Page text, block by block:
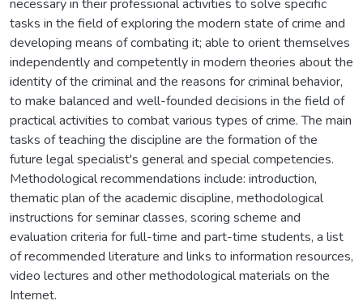
necessary in their professional activities to solve specific
tasks in the field of exploring the modern state of crime and
developing means of combating it; able to orient themselves
independently and competently in modern theories about the
identity of the criminal and the reasons for criminal behavior,
to make balanced and well-founded decisions in the field of
practical activities to combat various types of crime. The main
tasks of teaching the discipline are the formation of the
future legal specialist's general and special competencies.
Methodological recommendations include: introduction,
thematic plan of the academic discipline, methodological
instructions for seminar classes, scoring scheme and
evaluation criteria for full-time and part-time students, a list
of recommended literature and links to information resources,
video lectures and other methodological materials on the
Internet.